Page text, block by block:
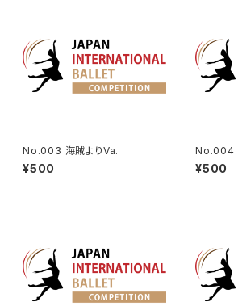
No.003 海賊よりVa.
¥500
No.004
第2Va.
¥500